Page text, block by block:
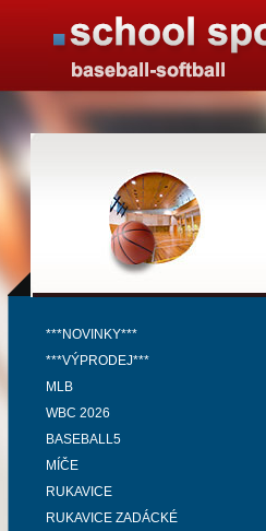
***NOVINKY***
***VÝPRODEJ***
MLB
WBC 2026
BASEBALL5
MÍČE
RUKAVICE
RUKAVICE ZADÁCKÉ